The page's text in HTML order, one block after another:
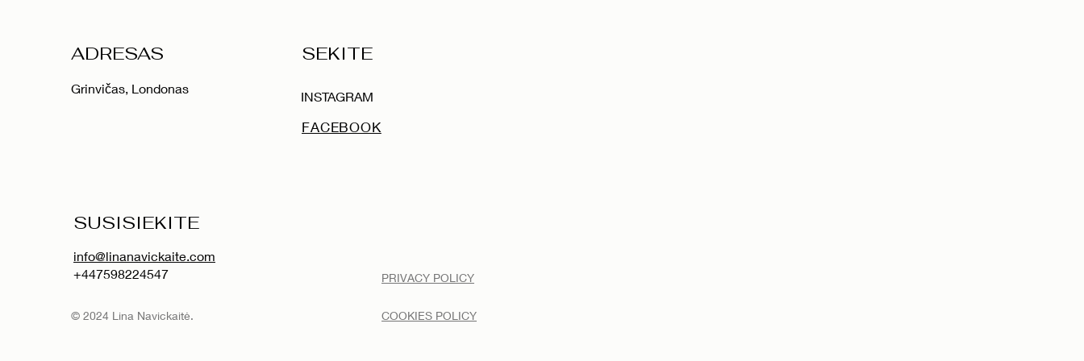
ADRESAS
Grinvičas, Londonas
SEKITE
INSTAGRAM
FACEBOOK
SUSISIEKITE
info@linanavickaite.com
+447598224547
© 2024 Lina Navickaitė.
PRIVACY POLICY
COOKIES POLICY